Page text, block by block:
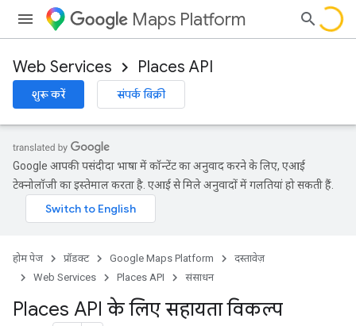
Maps Platform
Web Services Places API
शुरू करें संपर्क बिक्री
Google आपकी पसंदीदा भाषा में कॉन्टेंट का अनुवाद करने के लिए, एआई
टेक्नोलॉजी का इस्तेमाल करता है. एआई से मिले अनुवादों में गलतियां हो सकती हैं.
होम पेज प्रॉडक्ट Google Maps Platform
दस्तावेज़
Web Services
Places API संसाधन
Places API के लिए सहायता विकल्प